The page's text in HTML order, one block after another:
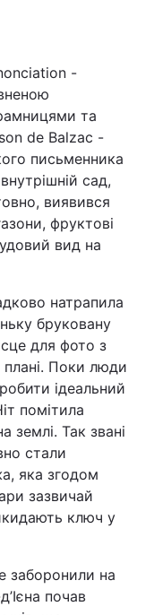
-
та
de Balzac -
письменника
сад,
виявився
фруктові
вид на
натрапила
бруковану
для фото з
Поки люди
ідеальний
помітила
землі. Так звані
стали
яка згодом
зазвичай
ключ у
заборонили на
почав